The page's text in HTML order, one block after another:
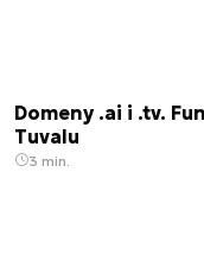
Domeny .ai i .tv.
Tuvalu
3 min.